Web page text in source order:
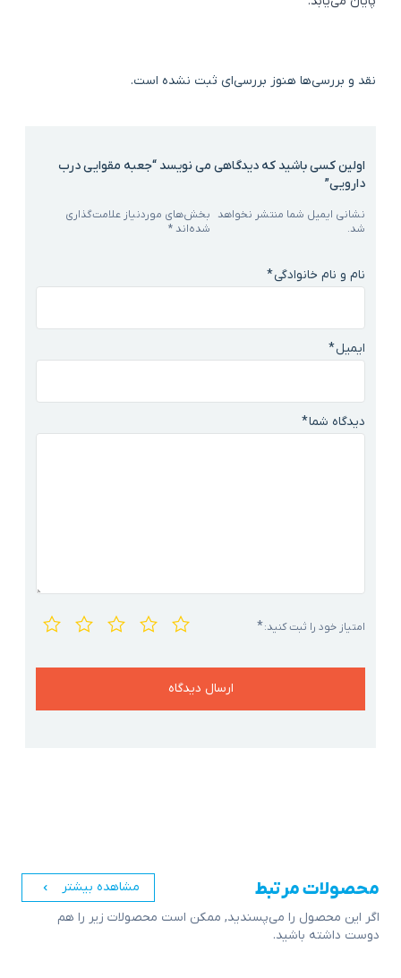
نقد و بررسی‌ها هنوز بررسی‌ای ثبت نشده است.
اولین کسی باشید که دیدگاهی می نویسد “جعبه مقوایی درب
دارویی”
نشانی ایمیل شما منتشر نخواهد
شد.
بخش‌های موردنیاز علامت‌گذاری
شده‌اند *
امتیاز خود را ثبت کنید:*
دیدگاه شما*
نام و نام خانوادگی*
ایمیل*
محصولات مرتبط
اگر این محصول را می‌پسندید, ممکن است محصولات زیر را هم
دوست داشته باشید.
مشاهده بیشتر